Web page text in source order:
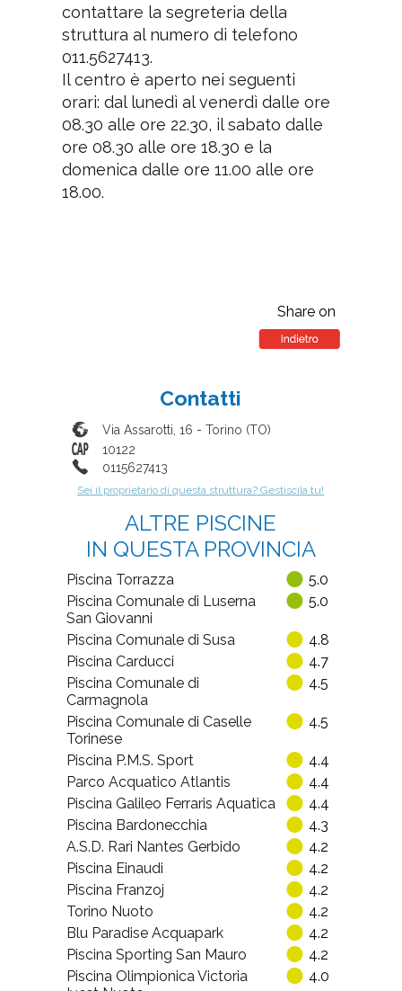
contattare la segreteria della
struttura al numero di telefono
011.5627413.
Il centro è aperto nei seguenti
orari: dal lunedì al venerdì dalle ore
08.30 alle ore 22.30, il sabato dalle
ore 08.30 alle ore 18.30 e la
domenica dalle ore 11.00 alle ore
18.00.
Share on
Contatti
Via Assarotti, 16 - Torino (TO)
10122
0115627413
Sei il proprietario di questa struttura? Gestiscila tu!
ALTRE PISCINE
IN QUESTA PROVINCIA
Piscina Torrazza
5.0
Piscina Comunale di Luserna
San Giovanni
5.0
Piscina Comunale di Susa
4.8
Piscina Carducci
4.7
Piscina Comunale di
Carmagnola
4.5
Piscina Comunale di Caselle
Torinese
4.5
Piscina P.M.S. Sport
4.4
Parco Acquatico Atlantis
4.4
Piscina Galileo Ferraris Aquatica
4.4
Piscina Bardonecchia
4.3
A.S.D. Rari Nantes Gerbido
4.2
Piscina Einaudi
4.2
Piscina Franzoj
4.2
Torino Nuoto
4.2
Blu Paradise Acquapark
4.2
Piscina Sporting San Mauro
4.2
Piscina Olimpionica Victoria
4.0